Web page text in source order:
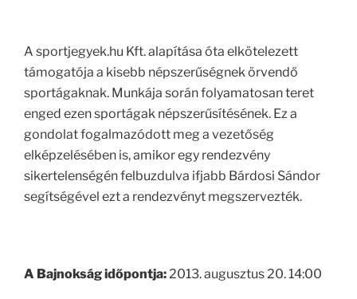
A sportjegyek.hu Kft. alapítása óta elkötelezett
támogatója a kisebb népszerűségnek örvendő
sportágaknak. Munkája során folyamatosan teret
enged ezen sportágak népszerűsítésének. Ez a
gondolat fogalmazódott meg a vezetőség
elképzelésében is, amikor egy rendezvény
sikertelenségén felbuzdulva ifjabb Bárdosi Sándor
segítségével ezt a rendezvényt megszervezték.
A Bajnokság időpontja:2013. augusztus 20. 14:00